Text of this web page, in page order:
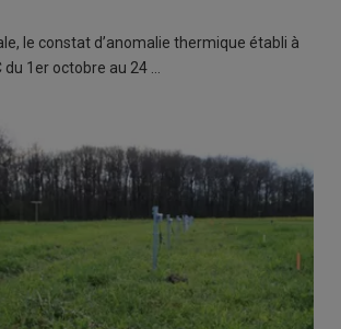
le constat d’anomalie thermique établi à
du 1er octobre au 24 …